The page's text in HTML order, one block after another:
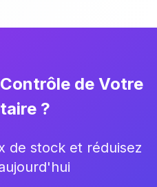
de Votre
?
de stock et réduisez